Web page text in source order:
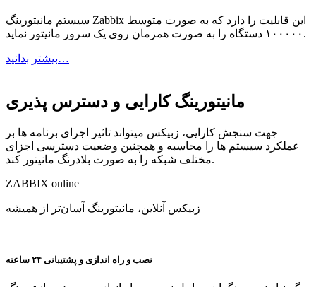
سیستم مانیتورینگ Zabbix این قابلیت را دارد که به صورت متوسط
۱۰۰۰۰۰ دستگاه را به صورت همزمان روی یک سرور مانیتور نماید.
بیشتر بدانید…
مانیتورینگ کارایی و دسترس پذیری
جهت سنجش کارایی، زبیکس میتواند تاثیر اجرای برنامه ها بر
عملکرد سیستم ها را محاسبه و همچنین وضعیت دسترسی اجزای
مختلف شبکه را به صورت بلادرنگ مانیتور کند.
ZABBIX online
زبیکس آنلاین، مانیتورینگ آسان‌تر از همیشه
نصب و راه اندازی و پشتیبانی ۲۴ ساعته